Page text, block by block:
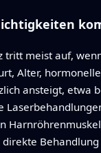
tritt meist auf,
Alter,
ansteigt, etwa